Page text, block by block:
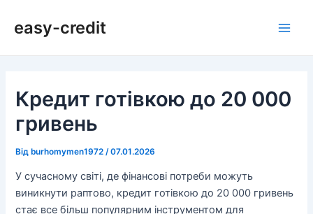
easy-credit
Кредит готівкою до 20 000
гривень
Відburhomymen1972 /07.01.2026
У сучасному світі, де фінансові потреби можуть
виникнути раптово, кредит готівкою до 20 000 гривень
стає все більш популярним інструментом для
по